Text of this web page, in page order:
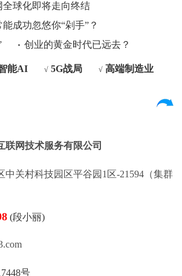
球化即将走向终结
成功忽悠你“剁手”？
创业的黄金时代已远去？
能AI √ 5G战局 √ 高端制造业
联网技术服务有限公司
中关村科技园区平谷园1区-21594（集群
(段小丽)
号